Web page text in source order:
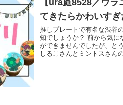
【ura庭8528／ウ
てきたらかわいす
推しプレートで有名な渋谷
知でしょうか？ 前から気に
ができませんでしたが、と
しるこさんとミントスさん